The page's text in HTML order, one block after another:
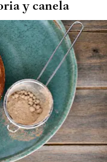
y canela